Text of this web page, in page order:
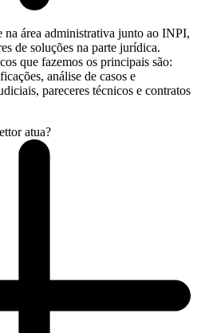
na área administrativa junto ao INPI,
de soluções na parte jurídica.
que fazemos os principais são:
análise de casos e
pareceres técnicos e contratos
atua?